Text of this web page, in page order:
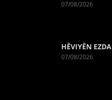
07/08/2026
HÊVIYÊN EZDA
07/08/2026